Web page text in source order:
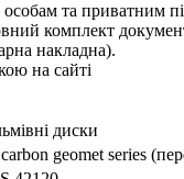
та приватним
комплект
накладна).
на сайті
диски
geomet series